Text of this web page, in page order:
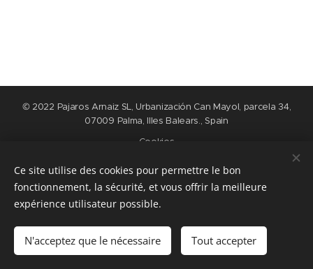
Ajouter au panier
© 2022 Pajaros Arnaiz SL, Urbanización Can Mayol, parcela 34,
07009 Palma, Illes Balears., Spain
Cookies
Langues
Nederlands
English Español Français
Ce site utilise des cookies pour permettre le bon
fonctionnement, la sécurité, et vous offrir la meilleure
expérience utilisateur possible.
N'acceptez que le nécessaire Tout accepter